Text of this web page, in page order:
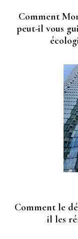
Comment
peut-il vous
Comment le
il les